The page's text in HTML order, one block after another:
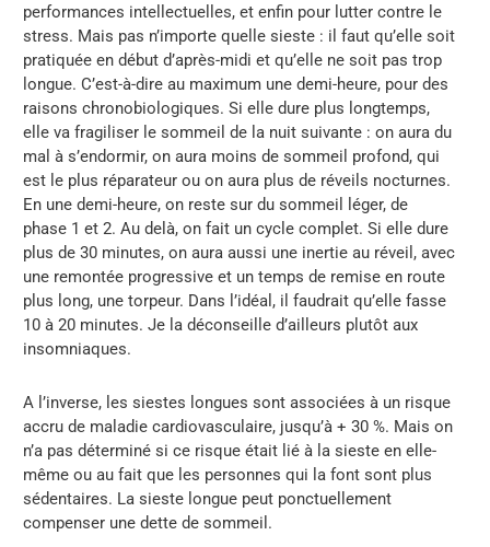
performances intellectuelles, et enfin pour lutter contre le
stress. Mais pas n’importe quelle sieste : il faut qu’elle soit
pratiquée en début d’après-midi et qu’elle ne soit pas trop
longue. C’est-à-dire au maximum une demi-heure, pour des
raisons chronobiologiques. Si elle dure plus longtemps,
elle va fragiliser le sommeil de la nuit suivante : on aura du
mal à s’endormir, on aura moins de sommeil profond, qui
est le plus réparateur ou on aura plus de réveils nocturnes.
En une demi-heure, on reste sur du sommeil léger, de
phase 1 et 2. Au delà, on fait un cycle complet. Si elle dure
plus de 30 minutes, on aura aussi une inertie au réveil, avec
une remontée progressive et un temps de remise en route
plus long, une torpeur. Dans l’idéal, il faudrait qu’elle fasse
10 à 20 minutes. Je la déconseille d’ailleurs plutôt aux
insomniaques.
A l’inverse, les siestes longues sont associées à un risque
accru de maladie cardiovasculaire, jusqu’à + 30 %. Mais on
n’a pas déterminé si ce risque était lié à la sieste en elle-
même ou au fait que les personnes qui la font sont plus
sédentaires. La sieste longue peut ponctuellement
compenser une dette de sommeil.